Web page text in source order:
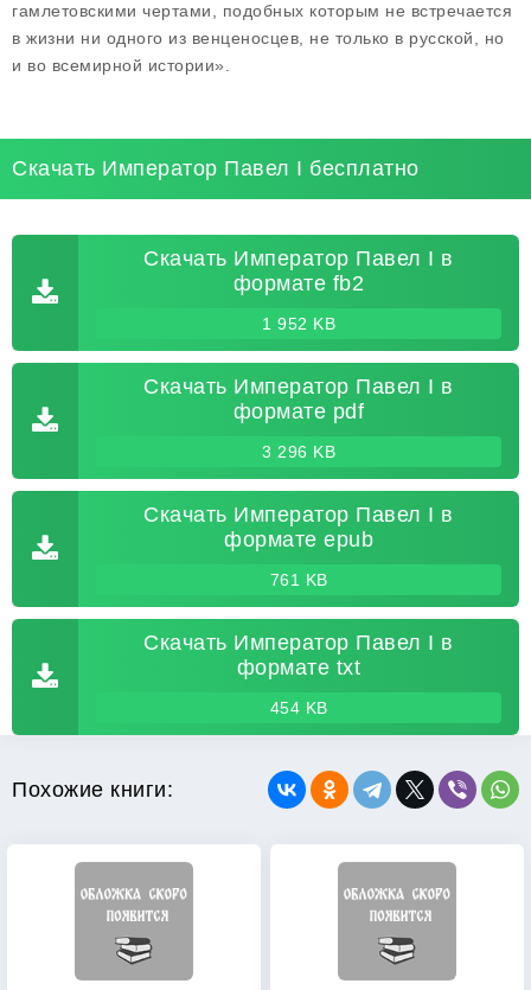
гамлетовскими чертами, подобных которым не встречается
в жизни ни одного из венценосцев, не только в русской, но
и во всемирной истории».
Скачать Император Павел I бесплатно
Скачать Император Павел I в
формате fb2
1 952 KB
Скачать Император Павел I в
формате pdf
3 296 KB
Скачать Император Павел I в
формате epub
761 KB
Скачать Император Павел I в
формате txt
454 KB
Похожие книги: